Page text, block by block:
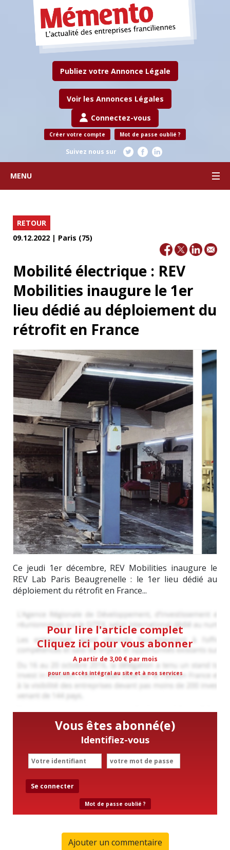
Publiez votre Annonce Légale
Voir les Annonces Légales
Connectez-vous
Créer votre compte Mot de passe oublié ?
Suivez nous sur
MENU
RETOUR
09.12.2022 | Paris (75)
Mobilité électrique : REV
Mobilities inaugure le 1er
lieu dédié au déploiement du
rétrofit en France
Ce jeudi 1er décembre, REV Mobilities inaugure le
REV Lab Paris Beaugrenelle : le 1er lieu dédié au
déploiement du rétrofit en France...
Pour lire l'article complet
Cliquez ici pour vous abonner
A partir de 3,00 € par mois
pour un accès intégral au site et à nos services
Vous êtes abonné(e)
Identifiez-vous
Se connecter
Mot de passe oublié ?
Ajouter un commentaire